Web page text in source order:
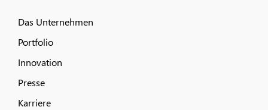
Das Unternehmen
Portfolio
Innovation
Presse
Karriere